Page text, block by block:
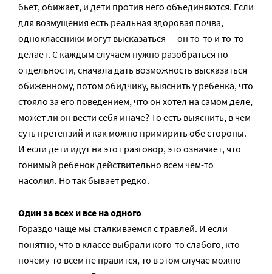
бьет, обижает, и дети против него объединяются. Если
для возмущения есть реальная здоровая почва,
одноклассники могут высказаться — он то-то и то-то
делает. С каждым случаем нужно разобраться по
отдельности, сначала дать возможность высказаться
обиженному, потом обидчику, выяснить у ребенка, что
стояло за его поведением, что он хотел на самом деле,
может ли он вести себя иначе? То есть выяснить, в чем
суть претензий и как можно примирить обе стороны.
И если дети идут на этот разговор, это означает, что
гонимый ребенок действительно всем чем-то
насолил. Но так бывает редко.
Один за всех и все на одного
Гораздо чаще мы сталкиваемся с травлей. И если
понятно, что в классе выбрали кого-то слабого, кто
почему-то всем не нравится, то в этом случае можно